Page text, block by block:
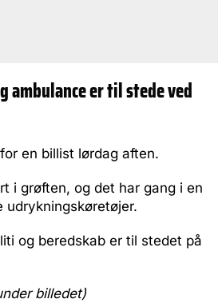
ambulance er til stede ved
en billist lørdag aften.
i grøften, og det har gang i en
udrykningskøretøjer.
og beredskab er til stedet på
billedet)